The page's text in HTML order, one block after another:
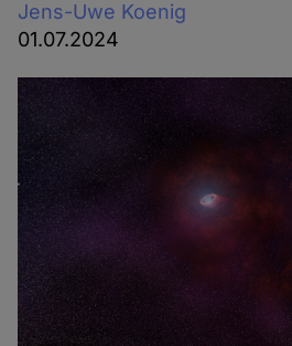
Jens-Uwe Koenig
01.07.2024